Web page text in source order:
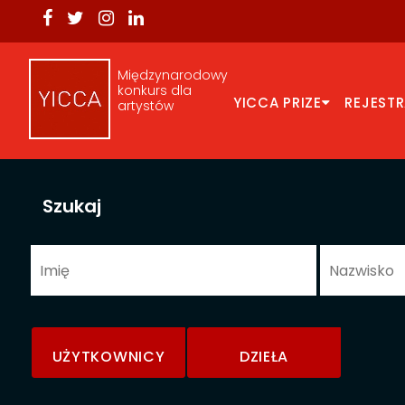
Międzynarodowy
konkurs dla
artystów
YICCA PRIZE
Szukaj
UŻYTKOWNICY DZIEŁA